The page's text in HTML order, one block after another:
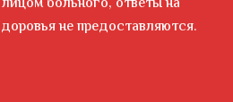
максимальная забота в
Александр Анатольевич
мои вопросы по состоянию и у
волнений. Я знала, что со
не предоставляются.